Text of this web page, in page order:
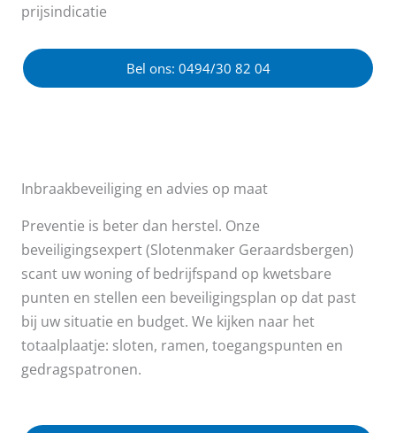
prijsindicatie
Bel ons: 0494/30 82 04
Inbraakbeveiliging en advies op maat
Preventie is beter dan herstel. Onze
beveiligingsexpert (Slotenmaker Geraardsbergen)
scant uw woning of bedrijfspand op kwetsbare
punten en stellen een beveiligingsplan op dat past
bij uw situatie en budget. We kijken naar het
totaalplaatje: sloten, ramen, toegangspunten en
gedragspatronen.